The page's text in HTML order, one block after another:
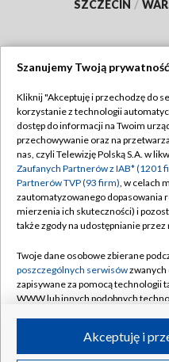
SZCZECIN /
Abonament TVP
Emisja w TVP
Centrum informacji TVP
Naziemna Telewizja
Rada Programowa
System NOS
Informacje o nadawcy
Program dla prasy
Szanujemy Twoją prywatność
Kliknij "Akceptuję i przechodzę do
korzystanie z technologii
dostęp do informacji na Twoim
przechowywanie oraz na
nas, czyli Telewizję Polską S.A. w
Zaufanych Partnerów z IAB* (1201
Partnerów TVP (93 firm), w celach
zautomatyzowanego dopasowania
mierzenia ich skuteczności) i
także zgody na udostępnianie
Twoje dane osobowe zbierane
poszczególnych serwisówzwanych
zapisywane za pomocą technologii
WWW lub innych podobnych
ruchu w Internecie.Akceptuję i